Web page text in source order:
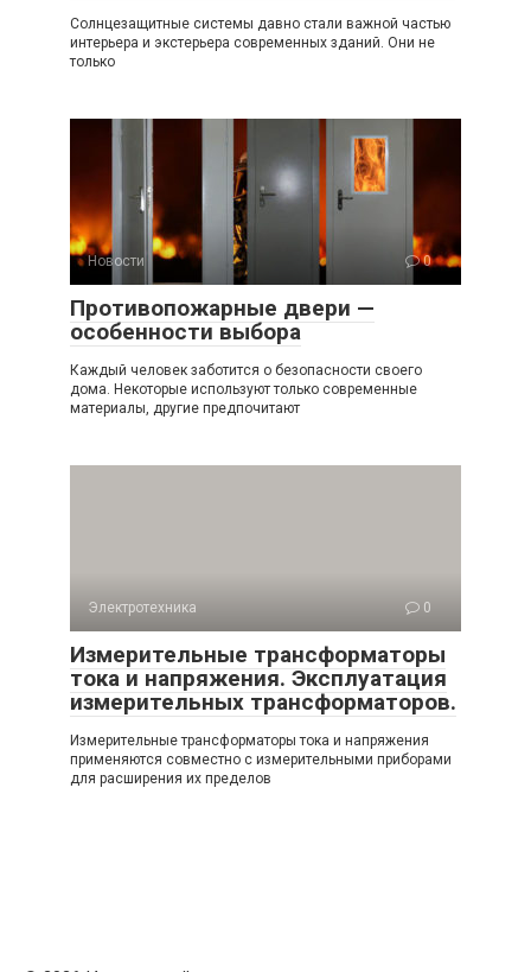
Солнцезащитные системы давно стали важной частью
интерьера и экстерьера современных зданий. Они не
только
Новости 0
Противопожарные двери —
особенности выбора
Каждый человек заботится о безопасности своего
дома. Некоторые используют только современные
материалы, другие предпочитают
Электротехника 0
Измерительные трансформаторы
тока и напряжения. Эксплуатация
измерительных трансформаторов.
Измерительные трансформаторы тока и напряжения
применяются совместно с измерительными приборами
для расширения их пределов